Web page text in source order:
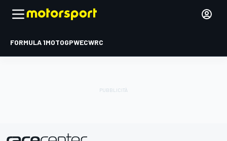
FORMULA 1MOTOGPWECWRC